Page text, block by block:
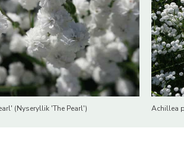
(Nyseryllik 'The Pearl') Achillea